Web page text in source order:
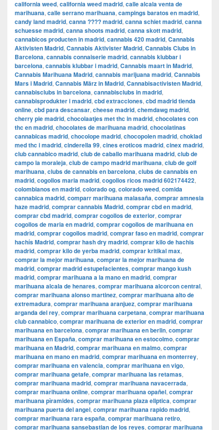
california weed, california weed madrid, calle alcala venta de
marihuana, calle serrano marihuana, campings baratos en madrid,
candy land madrid, canna ???? madrid, canna schiet madrid, canna
schuesse madrid, canna shoots madrid, canna skott madrid,
cannabicos producten in madrid, cannabis 420 madrid, Cannabis
Aktivisten Madrid, Cannabis Aktivister Madrid, Cannabis Clubs in
Barcelona, cannabis connaiserie madrid, cannabis klubbar i
barcelona, cannabis klubbar i madrid, Cannabis maart in Madrid,
Cannabis Marihuana Madrid, cannabis marijuana madrid, Cannabis
Mars i Madrid, Cannabis März in Madrid, Cannabisactivisten Madrid,
cannabisclubs in barcelona, cannabisclubs in madrid,
cannabisprodukter i madrid, cbd extracciones, cbd madrid tienda
online, cbd para descansar, cheese madrid, chemdawg madrid,
cherry pie madrid, chocolaatjes met thc in madrid, chocolates con
thc en madrid, chocolates de marihuana madrid, chocolatinas
cannabicas madrid, chocolope madrid, chocopolen madrid, choklad
med thc i madrid, cinderella 99, cines eroticos madrid, cinex madrid,
club cannabico madrid, club de caballo marihuana madrid, club de
campo la moraleja, club de campo madrid marihuana, club de golf
marihuana, clubs de cannabis en barcelona, clubs de cannabis en
madrid, cogollos maria madrid, cogollos ricos madrid 602174422,
colombianos en madrid, colorado og, colorado weed, comida
cannabica madrid, comparr marihuana malasaña, comprar amnesia
haze madrid, comprar cannabis Madrid, comprar cbd en madrid,
comprar cbd madrid, comprar cogollos de exterior, comprar
cogollos de maria en madrid, comprar cogollos de marihuana en
madrid, comprar cogollos madrid, comprar faso en madrid, comprar
hachís Madrid, comprar hash dry madrid, comprar kilo de hachis
madrid, comprar kilo de yerba madrid, comprar kritikal max,
comprar la mejor marihuana, comprar la mejor marihuana de
madrid, comprar madrid estupefacientes, comprar mango kush
madrid, comprar marihuana a la mano en madrid, comprar
marihuana alcala de henares, comprar marihuana alcorcon central,
comprar marihuana alonso martinez, comprar marihuana alto de
extremadura, comprar marihuana aranjuez, comprar marihuana
arganda del rey, comprar marihuana carpetana, comprar marihuana
club cannabico, comprar marihuana de exterior en madrid, comprar
marihuana en barcelona, comprar marihuana en berlin, comprar
marihuana en España, comprar marihuana en estocolmo, comprar
marihuana en Madrid, comprar marihuana en malmo, comprar
marihuana en mano en madrid, comprar marihuana en monterrey,
comprar marihuana en valencia, comprar marihuana en vigo,
comprar marihuana getafe, comprar marihuana las retamas,
comprar marihuana madrid, comprar marihuana navacerrada,
comprar marihuana online, comprar marihuana opañel, comprar
marihuana pìramides, comprar marihuana plaza eliptica, comprar
marihuana puerta del angel, comprar marihuana rapido madrid,
comprar marihuana rara españa, comprar marihuana retiro,
comprar marihuana sansebastian de los reyes, comprar marihuana